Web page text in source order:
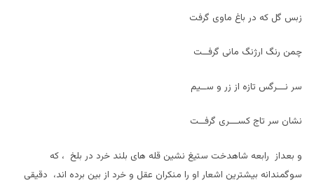
زبس گل که در باغ ماوی گرفت
چمن رنگ ارژنگ مانی گرفــت
سر نـــرگس تازه از زر و ســيم
نشان سر تاج کســـری گرفــت
و بعداز رابعه شاهدخت ستيغ نشين قله های بلند خرد در بلخ ، که
سوگمندانه بيشترين اشعار او را منکران عقل و خرد از بين برده اند، دقيقی